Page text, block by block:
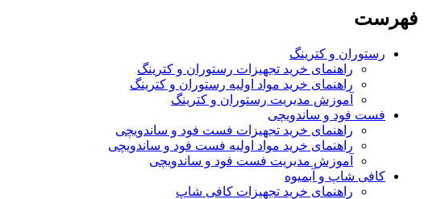
فهرست
رستوران و کترینگ
راهنمای خرید تجهیزات رستوران و کترینگ
راهنمای خرید مواد اولیه رستوران و کترینگ
آموزش مدیریت رستوران و کترینگ
فست فود و ساندویچی
راهنمای خرید تجهیزات فست فود و ساندویچی
راهنمای خرید مواد اولیه فست فود و ساندویچی
آموزش مدیریت فست فود و ساندویچی
کافی شاپ و آبمیوه
راهنمای خرید تجهیزات کافی شاپ